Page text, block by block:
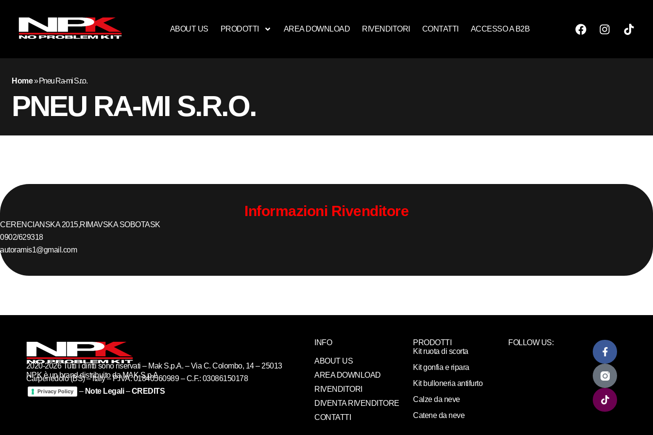
ABOUT US PRODOTTI AREA DOWNLOAD RIVENDITORI CONTATTI ACCESSO A B2B
Home»Pneu Ra-mi S.r.o.
PNEU RA-MI S.R.O.
Informazioni Rivenditore
CERENCIANSKA 2015,RIMAVSKA SOBOTASK
0902/629318
autoramis1@gmail.com
NPK è un brand distribuito da MAK S.p.A
2020-2026 Tutti i diritti sono riservati – Mak S.p.A. – Via C. Colombo, 14 – 25013
Carpenedolo (BS) – Italy – P.IVA: 01840560989 – C.F.: 03086150178
Privacy Policy – Note Legali–CREDITS
INFO
ABOUT US
AREA DOWNLOAD
RIVENDITORI
DIVENTA RIVENDITORE
CONTATTI
PRODOTTI
Kit ruota di scorta
Kit gonfia e ripara
Kit bulloneria antifurto
Calze da neve
Catene da neve
FOLLOW US: